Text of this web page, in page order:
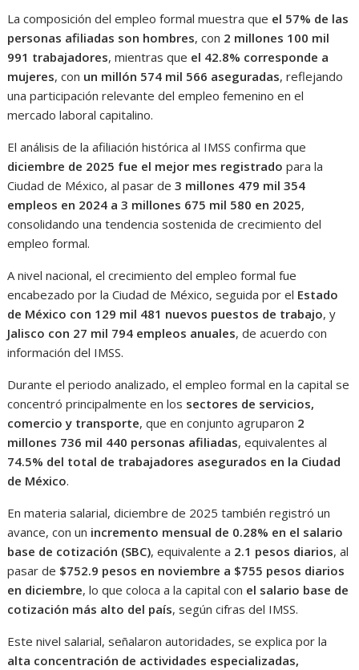
La composición del empleo formal muestra que el 57% de las
personas afiliadas son hombres, con 2 millones 100 mil
991 trabajadores, mientras que el 42.8% corresponde a
mujeres, con un millón 574 mil 566 aseguradas, reflejando
una participación relevante del empleo femenino en el
mercado laboral capitalino.
El análisis de la afiliación histórica al IMSS confirma que
diciembre de 2025 fue el mejor mes registrado para la
Ciudad de México, al pasar de3 millones 479 mil 354
empleos en 2024 a 3 millones 675 mil 580 en 2025,
consolidando una tendencia sostenida de crecimiento del
empleo formal.
A nivel nacional, el crecimiento del empleo formal fue
encabezado por la Ciudad de México, seguida por el Estado
de México con 129 mil 481 nuevos puestos de trabajo, y
Jalisco con 27 mil 794 empleos anuales, de acuerdo con
información del IMSS.
Durante el periodo analizado, el empleo formal en la capital se
concentró principalmente en los sectores de servicios,
comercio y transporte, que en conjunto agruparon 2
millones 736 mil 440 personas afiliadas, equivalentes al
74.5% del total de trabajadores asegurados en la Ciudad
de México.
En materia salarial, diciembre de 2025 también registró un
avance, con un incremento mensual de 0.28% en el salario
base de cotización (SBC), equivalente a 2.1 pesos diarios, al
pasar de $752.9 pesos en noviembre a $755 pesos diarios
en diciembre, lo que coloca a la capital con el salario base de
cotización más alto del país, según cifras del IMSS.
Este nivel salarial, señalaron autoridades, se explica por la
alta concentración de actividades especializadas,